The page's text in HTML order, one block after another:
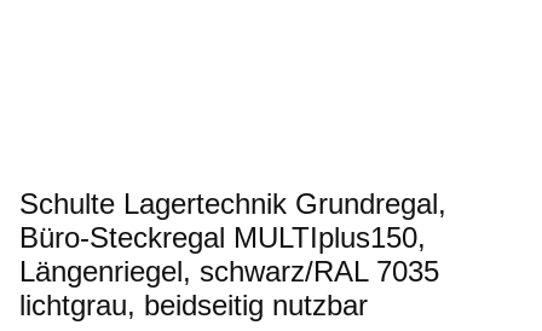
Schulte Lagertechnik Grundregal,
Büro-Steckregal MULTIplus150,
Längenriegel, schwarz/RAL 7035
lichtgrau, beidseitig nutzbar